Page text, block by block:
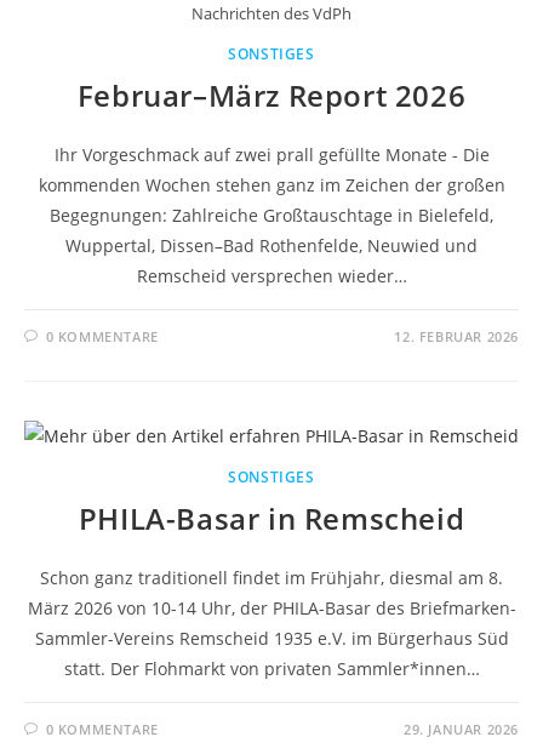
Nachrichten des VdPh
SONSTIGES
Februar–März Report 2026
Ihr Vorgeschmack auf zwei prall gefüllte Monate - Die
kommenden Wochen stehen ganz im Zeichen der großen
Begegnungen: Zahlreiche Großtauschtage in Bielefeld,
Wuppertal, Dissen–Bad Rothenfelde, Neuwied und
Remscheid versprechen wieder…
0 KOMMENTARE 12. FEBRUAR 2026
SONSTIGES
PHILA-Basar in Remscheid
Schon ganz traditionell findet im Frühjahr, diesmal am 8.
März 2026 von 10-14 Uhr, der PHILA-Basar des Briefmarken-
Sammler-Vereins Remscheid 1935 e.V. im Bürgerhaus Süd
statt. Der Flohmarkt von privaten Sammler*innen…
0 KOMMENTARE 29. JANUAR 2026